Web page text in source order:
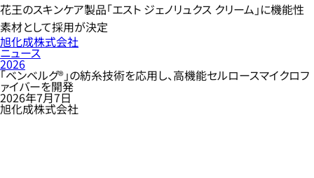
花王のスキンケア製品「エスト ジェノリュクス クリーム」に機能性
素材として採用が決定
旭化成株式会社
ニュース
2026
「ベンベルグ®」の紡糸技術を応用し、高機能セルロースマイクロフ
ァイバーを開発
2026年7月7日
旭化成株式会社